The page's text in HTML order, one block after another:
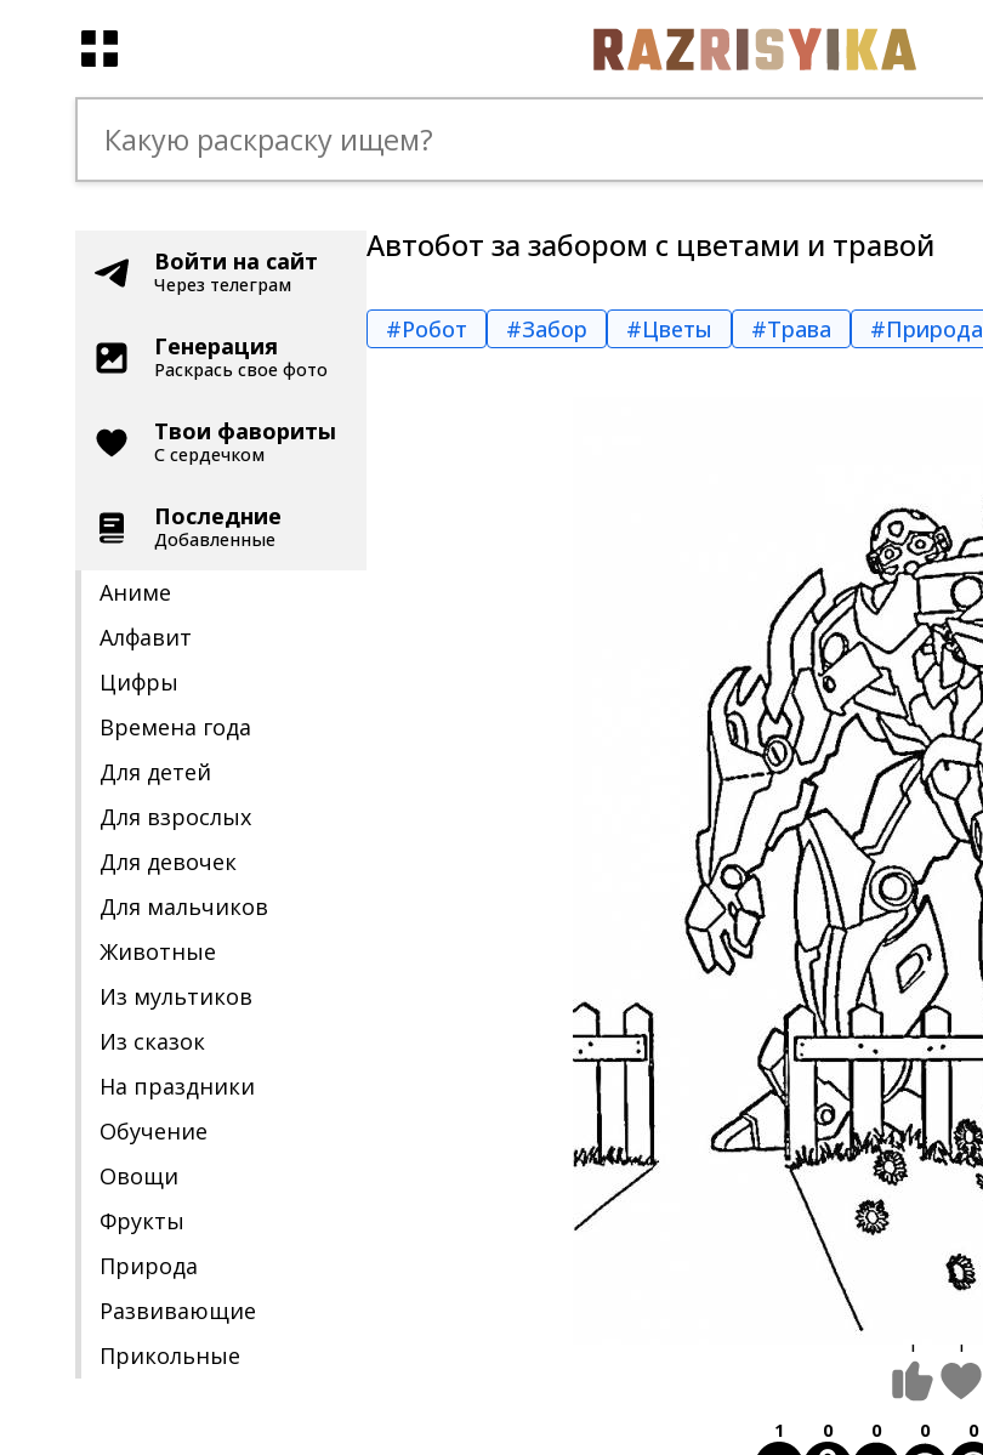
Войти на сайт
Через телеграм
Генерация
Раскрась свое фото
Твои фавориты
С сердечком
Последние
Добавленные
Аниме
Алфавит
Цифры
Времена года
Для детей
Для взрослых
Для девочек
Для мальчиков
Животные
Из мультиков
Из сказок
На праздники
Обучение
Овощи
Фрукты
Природа
Развивающие
Прикольные
Автобот за забором с цветами и травой
#Робот #Забор #Цветы #Трава #Природа
1 1
1 0 0 0 0